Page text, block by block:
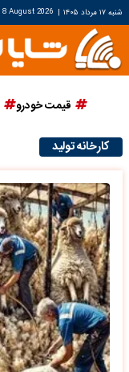
شنبه ۱۷ مرداد ۱۴۰۵ |
8 August 2026
قیمت خودرو
کارخانه تولید